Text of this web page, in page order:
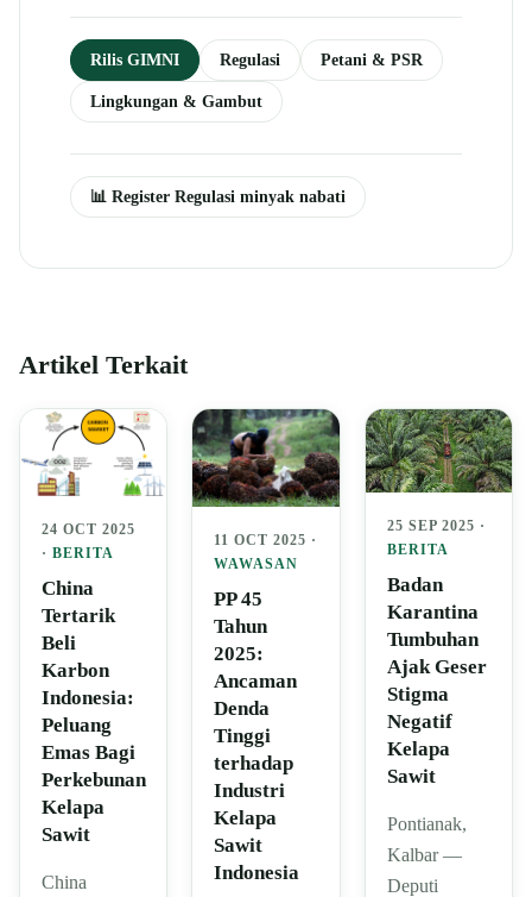
Rilis GIMNI Regulasi Petani & PSR
Lingkungan & Gambut
📊 Register Regulasi minyak nabati
Artikel Terkait
24 OCT 2025
· BERITA
China
Tertarik
Beli
Karbon
Indonesia:
Peluang
Emas Bagi
Perkebunan
Kelapa
Sawit
China
11 OCT 2025 ·
WAWASAN
PP 45
Tahun
2025:
Ancaman
Denda
Tinggi
terhadap
Industri
Kelapa
Sawit
Indonesia
25 SEP 2025 ·
BERITA
Badan
Karantina
Tumbuhan
Ajak Geser
Stigma
Negatif
Kelapa
Sawit
Pontianak,
Kalbar —
Deputi